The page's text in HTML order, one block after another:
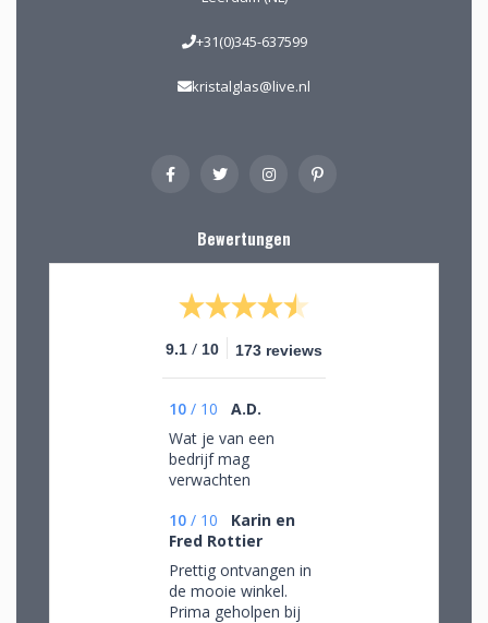
+31(0)345-637599
kristalglas@live.nl
Bewertungen
9.1 / 10 173 reviews
10 / 10
A.D.
Wat je van een
bedrijf mag
verwachten
10 / 10
Karin en
Fred Rottier
Prettig ontvangen in
de mooie winkel.
Prima geholpen bij